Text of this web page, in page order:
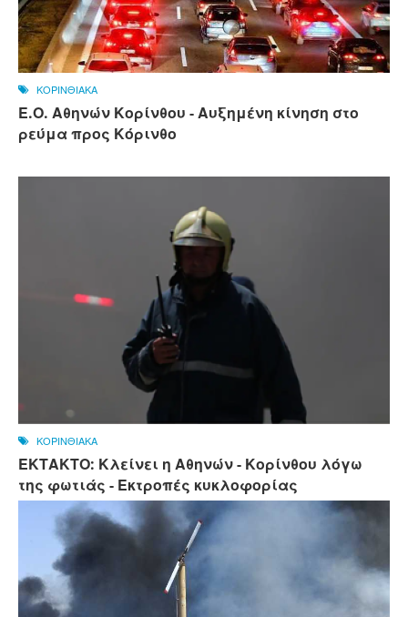
ΚΟΡΙΝΘΙΑΚΑ
Ε.Ο. Αθηνών Κορίνθου - Αυξημένη κίνηση στο
ρεύμα προς Κόρινθο
ΚΟΡΙΝΘΙΑΚΑ
ΕΚΤΑΚΤΟ: Κλείνει η Αθηνών - Κορίνθου λόγω
της φωτιάς - Εκτροπές κυκλοφορίας